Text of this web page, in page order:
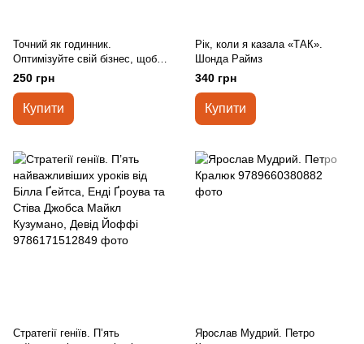
Точний як годинник.
Оптимізуйте свій бізнес, щоб
керувати собою. Майк
Міхаловіц
250 грн
Купити
Рік, коли я казала «ТАК».
Шонда Раймз
340 грн
Купити
Стратегії геніїв. П’ять
Ярослав Мудрий. Петро